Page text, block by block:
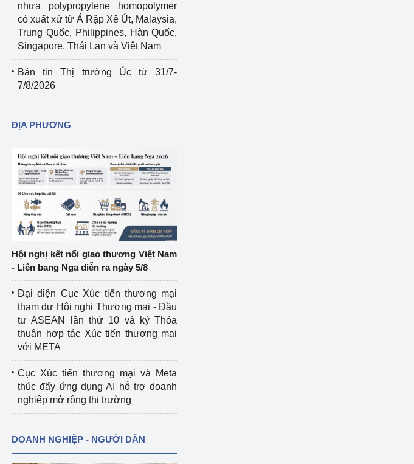
nhựa polypropylene homopolymer
có xuất xứ từ Ả Rập Xê Út, Malaysia,
Trung Quốc, Philippines, Hàn Quốc,
Singapore, Thái Lan và Việt Nam
Bản tin Thị trường Úc từ 31/7-
7/8/2026
ĐỊA PHƯƠNG
Hội nghị kết nối giao thương Việt Nam
- Liên bang Nga diễn ra ngày 5/8
Đại diện Cục Xúc tiến thương mại
tham dự Hội nghị Thương mại - Đầu
tư ASEAN lần thứ 10 và ký Thỏa
thuận hợp tác Xúc tiến thương mại
với META
Cục Xúc tiến thương mại và Meta
thúc đẩy ứng dụng AI hỗ trợ doanh
nghiệp mở rộng thị trường
DOANH NGHIỆP - NGƯỜI DÂN